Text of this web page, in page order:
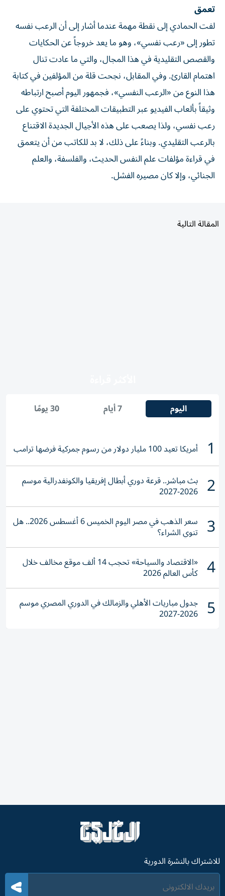
تعمق
لفت الحمادي إلى نقطة مهمة عندما أشار إلى أن الرعب نفسه
تطور إلى «رعب نفسي»، وهو ما يعد خروجاً عن الحكايات
والقصص التقليدية في هذا المجال، والتي ما عادت تنال
اهتمام القارئ. وفي المقابل، نجحت قلة من المؤلفين في كتابة
هذا النوع من «الرعب النفسي»، فجمهور اليوم أصبح ارتباطه
وثيقاً بألعاب الفيديو عبر التطبيقات المختلفة التي تحتوي على
رعب نفسي، ولذا يصعب على هذه الأجيال الجديدة الاقتناع
بالرعب التقليدي. وبناءً على ذلك، لا بد للكاتب من أن يتعمق
في قراءة مؤلفات علم النفس الحديث، والفلسفة، والعلم
الجنائي، وإلا كان مصيره الفشل.
المقالة التالية
اليوم 7 أيام 30 يومًا
1 أمريكا تعيد 100 مليار دولار من رسوم جمركية فرضها ترامب
2 بث مباشر.. قرعة دوري أبطال إفريقيا والكونفدرالية موسم
2026-2027
3 سعر الذهب في مصر اليوم الخميس 6 أغسطس 2026.. هل
تنوي الشراء؟
4 «الاقتصاد والسياحة» تحجب 14 ألف موقع مخالف خلال
كأس العالم 2026
5 جدول مباريات الأهلي والزمالك في الدوري المصري موسم
2026-2027
للاشتراك بالنشرة الدورية